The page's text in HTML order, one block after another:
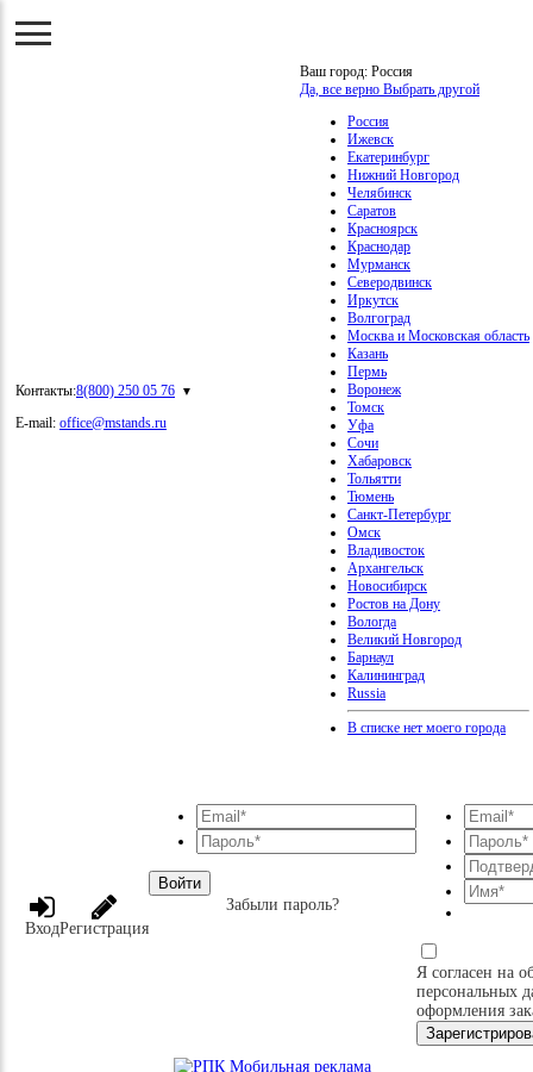
Контакты:8(800) 250 05 76
E-mail: office@mstands.ru
Ваш город: Россия
Да, все верно Выбрать другой
Россия
Ижевск
Екатеринбург
Нижний Новгород
Челябинск
Саратов
Красноярск
Краснодар
Мурманск
Северодвинск
Иркутск
Волгоград
Москва и Московская область
Казань
Пермь
Воронеж
Томск
Уфа
Сочи
Хабаровск
Тольятти
Тюмень
Санкт-Петербург
Омск
Владивосток
Архангельск
Новосибирск
Ростов на Дону
Вологда
Великий Новгород
Барнаул
Калининград
Russia
В списке нет моего города
ВходРегистрация
Войти
Забыли пароль?
Я согласен на
персональных
оформления